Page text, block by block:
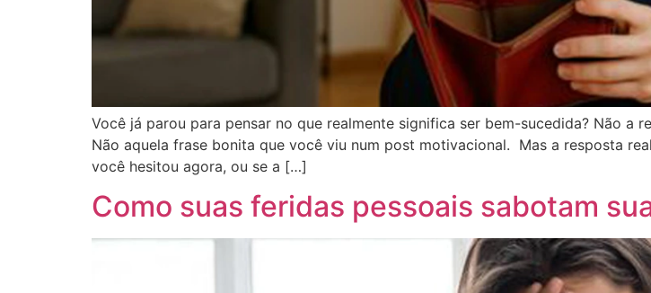
Você já parou para pensar no que realmente significa ser bem-sucedida? Não a
Não aquela frase bonita que você viu num post motivacional. Mas a resposta
você hesitou agora, ou se a […]
Como suas feridas pessoais sabotam